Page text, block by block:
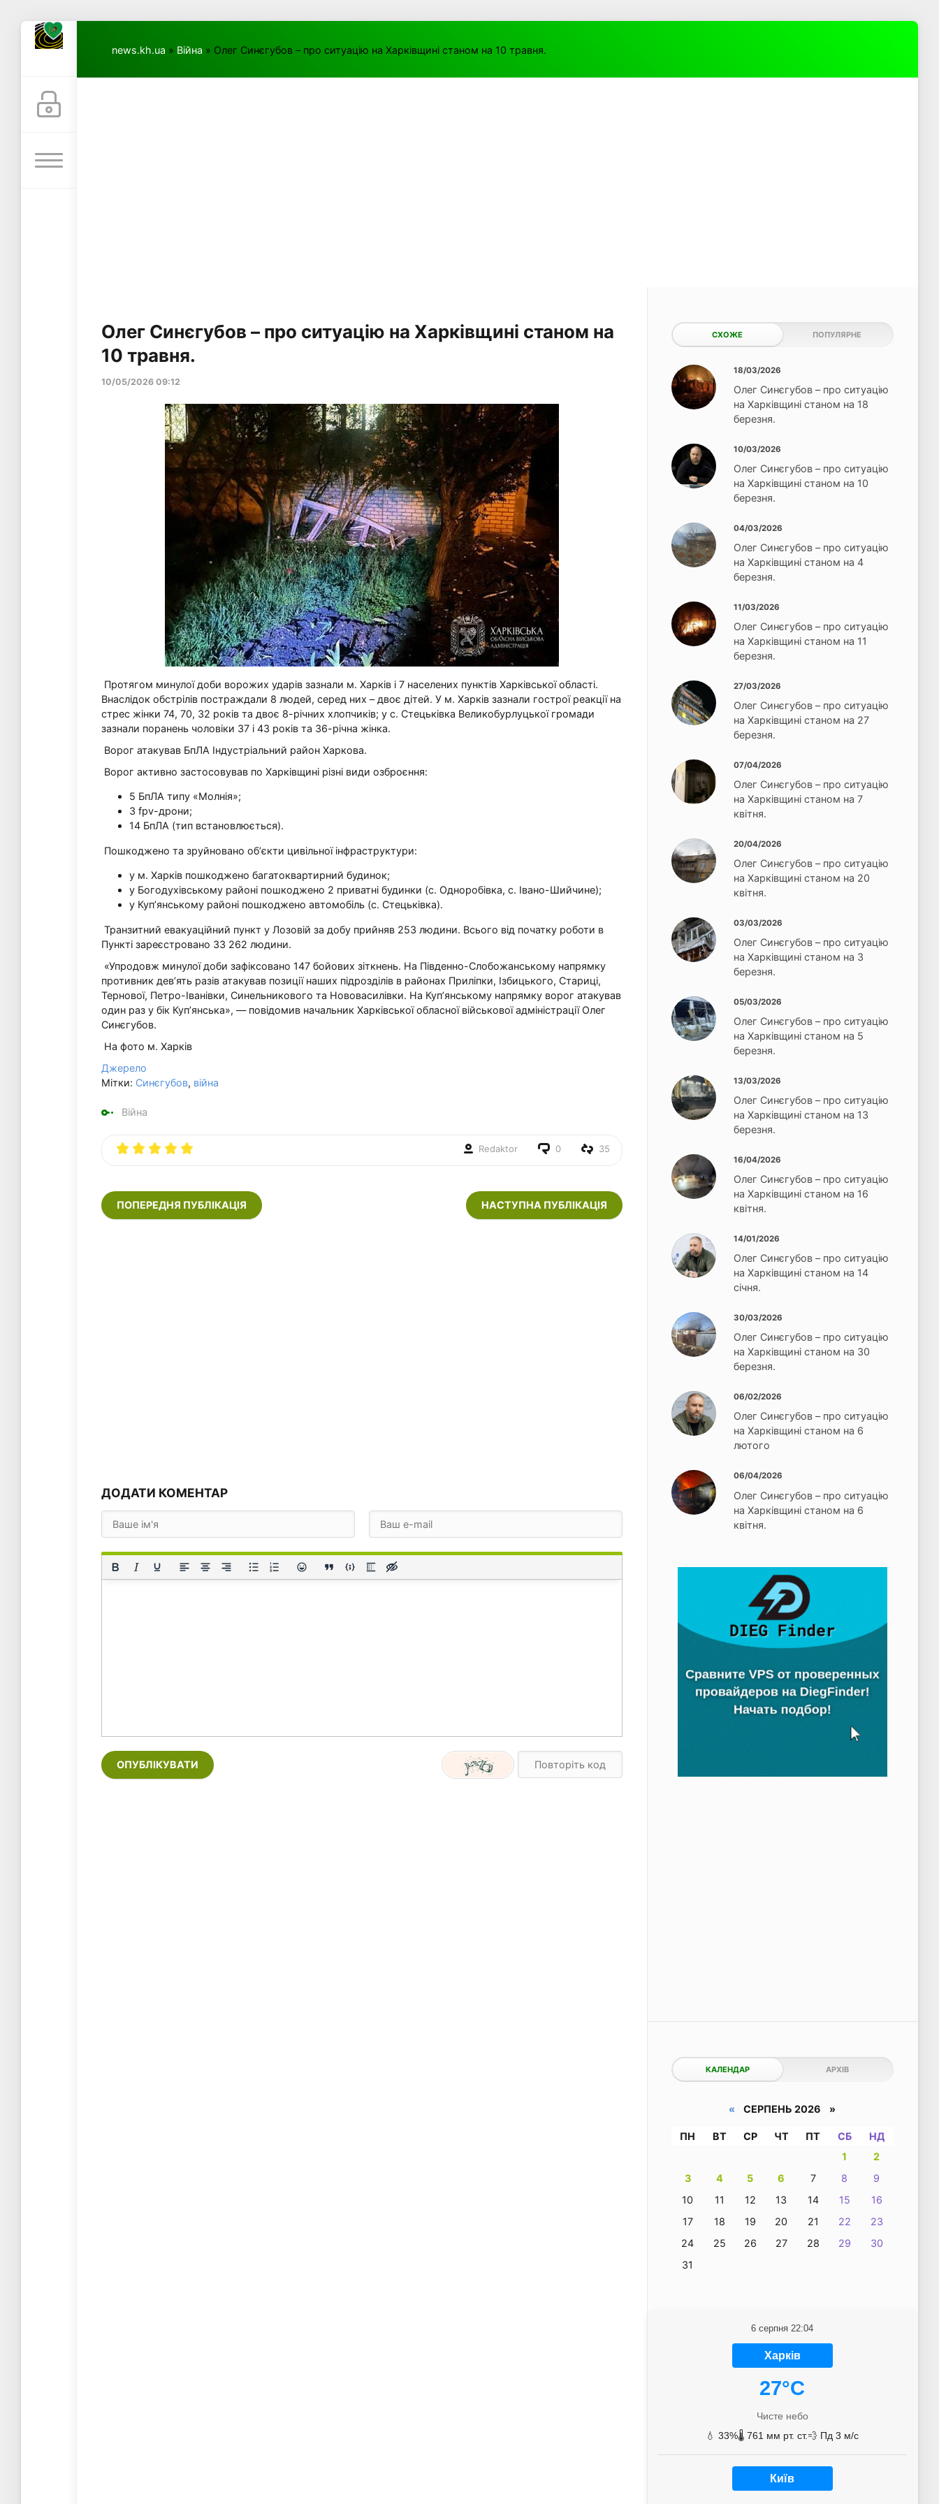
news.kh.ua » Війна » Олег Синєгубов – про ситуацію на Харківщині станом на 10 травня.
Олег Синєгубов – про ситуацію на Харківщині станом на
10 травня.
10/05/2026 09:12
Протягом минулої доби ворожих ударів зазнали м. Харків і 7 населених пунктів Харківської області.
Внаслідок обстрілів постраждали 8 людей, серед них – двоє дітей. У м. Харків зазнали гострої реакції на
стрес жінки 74, 70, 32 років та двоє 8-річних хлопчиків; у с. Стецьківка Великобурлуцької громади
зазнали поранень чоловіки 37 і 43 років та 36-річна жінка.
Ворог атакував БпЛА Індустріальний район Харкова.
Ворог активно застосовував по Харківщині різні види озброєння:
5 БпЛА типу «Молнія»;
3 fpv-дрони;
14 БпЛА (тип встановлюється).
Пошкоджено та зруйновано обʼєкти цивільної інфраструктури:
у м. Харків пошкоджено багатоквартирний будинок;
у Богодухівському районі пошкоджено 2 приватні будинки (с. Одноробівка, с. Івано-Шийчине);
у Куп’янському районі пошкоджено автомобіль (с. Стецьківка).
Транзитний евакуаційний пункт у Лозовій за добу прийняв 253 людини. Всього від початку роботи в
Пункті зареєстровано 33 262 людини.
«Упродовж минулої доби зафіксовано 147 бойових зіткнень. На Південно-Слобожанському напрямку
противник дев’ять разів атакував позиції наших підрозділів в районах Приліпки, Ізбицького, Стариці,
Тернової, Петро-Іванівки, Синельникового та Нововасилівки. На Куп’янському напрямку ворог атакував
один раз у бік Куп’янська», — повідомив начальник Харківської обласної військової адміністрації Олег
Синєгубов.
На фото м. Харків
Джерело
Мітки: Синєгубов, війна
Війна
Redaktor 0 35
ПОПЕРЕДНЯ ПУБЛІКАЦІЯ НАСТУПНА ПУБЛІКАЦІЯ
ДОДАТИ КОМЕНТАР
ОПУБЛІКУВАТИ
СХОЖЕ ПОПУЛЯРНЕ
18/03/2026
Олег Синєгубов – про ситуацію
на Харківщині станом на 18
березня.
10/03/2026
Олег Синєгубов – про ситуацію
на Харківщині станом на 10
березня.
04/03/2026
Олег Синєгубов – про ситуацію
на Харківщині станом на 4
березня.
11/03/2026
Олег Синєгубов – про ситуацію
на Харківщині станом на 11
березня.
27/03/2026
Олег Синєгубов – про ситуацію
на Харківщині станом на 27
березня.
07/04/2026
Олег Синєгубов – про ситуацію
на Харківщині станом на 7
квітня.
20/04/2026
Олег Синєгубов – про ситуацію
на Харківщині станом на 20
квітня.
03/03/2026
Олег Синєгубов – про ситуацію
на Харківщині станом на 3
березня.
05/03/2026
Олег Синєгубов – про ситуацію
на Харківщині станом на 5
березня.
13/03/2026
Олег Синєгубов – про ситуацію
на Харківщині станом на 13
березня.
16/04/2026
Олег Синєгубов – про ситуацію
на Харківщині станом на 16
квітня.
14/01/2026
Олег Синєгубов – про ситуацію
на Харківщині станом на 14
січня.
30/03/2026
Олег Синєгубов – про ситуацію
на Харківщині станом на 30
березня.
06/02/2026
Олег Синєгубов – про ситуацію
на Харківщині станом на 6
лютого
06/04/2026
Олег Синєгубов – про ситуацію
на Харківщині станом на 6
квітня.
КАЛЕНДАР АРХІВ
« СЕРПЕНЬ 2026 »
ПН ВТ СР ЧТ ПТ СБ
НД
1
2
3
4 5 6 7 8
9
10
11 12 13 14 15
16
17
18 19 20 21 22
23
24
25 26 27 28 29
30
31
6 серпня 22:04
Харків
27°C
Чисте небо
💧 33%🌡️ 761 мм рт. ст.💨 Пд 3 м/с
Київ